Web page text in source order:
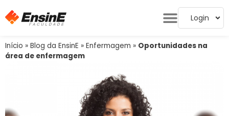
Login
Início » Blog da EnsinE » Enfermagem » Oportunidades na
área de enfermagem